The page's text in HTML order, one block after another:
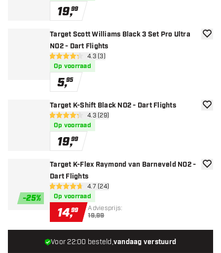
19,99
Target Scott Williams Black 3 Set Pro Ultra
NO2 - Dart Flights
open reviews drawer
4.3 score sterren4.3 (3)
Op voorraad
5,95
Target K-Shift Black NO2 - Dart Flights
open reviews drawer
4.3 score sterren4.3 (29)
Op voorraad
19,99
-25%
Target K-Flex Raymond van Barneveld NO2 -
Dart Flights
open reviews drawer
4.7 score sterren4.7 (24)
Op voorraad
14,99 Adviesprijs:
19,99
Voor 22:00 besteld,vandaag verstuurd